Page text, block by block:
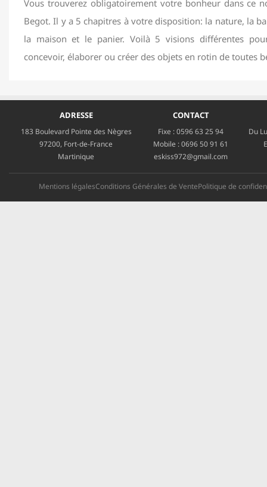
Vous trouverez obligatoirement votre bonheur dans ce
Begot. Il y a 5 chapitres à votre disposition: la nature, la
la maison et le panier. Voilà 5 visions différentes
concevoir, élaborer ou créer des objets en rotin de toutes
ADRESSE
183 Boulevard Pointe des Nègres
97200, Fort-de-France
Martinique
CONTACT
Fixe :0596 63 25 94
Mobile :0696 50 91 61
eskiss972@gmail.com
Du
Mentions légalesConditions Générales de VentePolitique de